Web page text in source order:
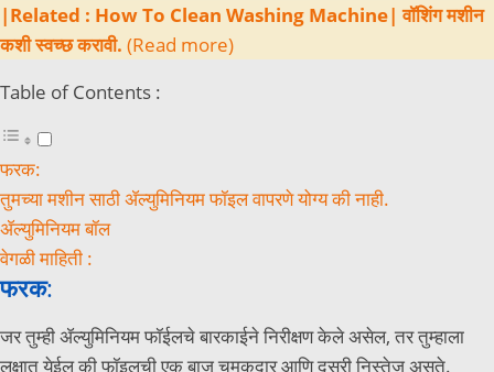
|Related : How To Clean Washing Machine| वॉशिंग मशीन
कशी स्वच्छ करावी. (Read more)
Table of Contents :
फरक:
तुमच्या मशीन साठी ॲल्युमिनियम फॉइल वापरणे योग्य की नाही.
ॲल्युमिनियम बॉल
वेगळी माहिती :
फरक:
जर तुम्ही ॲल्युमिनियम फॉईलचे बारकाईने निरीक्षण केले असेल, तर तुम्हाला
लक्षात येईल की फॉइलची एक बाजू चमकदार आणि दुसरी निस्तेज असते.